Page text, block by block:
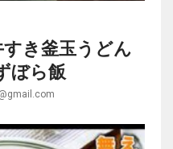
き釜玉うどん
ぼら飯